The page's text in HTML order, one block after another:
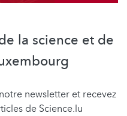
la science et de
newsletter et recevez
de Science.lu